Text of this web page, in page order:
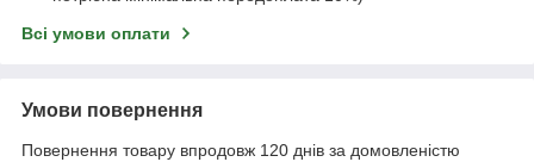
Всі умови оплати
Умови повернення
Повернення товару впродовж 120 днів за домовленістю